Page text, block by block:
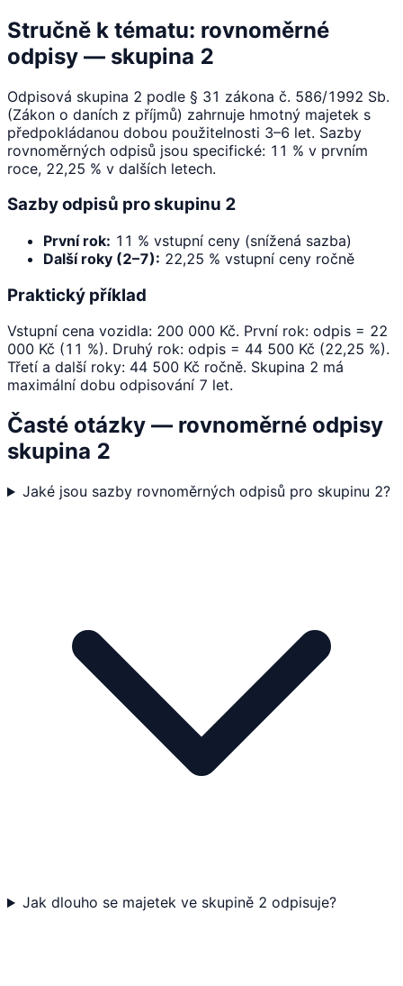
Stručně k tématu: rovnoměrné
odpisy — skupina 2
Odpisová skupina 2 podle § 31 zákona č. 586/1992 Sb.
(Zákon o daních z příjmů) zahrnuje hmotný majetek s
předpokládanou dobou použitelnosti 3–6 let. Sazby
rovnoměrných odpisů jsou specifické: 11 % v prvním
roce, 22,25 % v dalších letech.
Sazby odpisů pro skupinu 2
První rok: 11 % vstupní ceny (snížená sazba)
Další roky (2–7): 22,25 % vstupní ceny ročně
Praktický příklad
Vstupní cena vozidla: 200 000 Kč. První rok: odpis = 22
000 Kč (11 %). Druhý rok: odpis = 44 500 Kč (22,25 %).
Třetí a další roky: 44 500 Kč ročně. Skupina 2 má
maximální dobu odpisování 7 let.
Časté otázky — rovnoměrné odpisy
skupina 2
Jaké jsou sazby rovnoměrných odpisů pro skupinu 2?
Jak dlouho se majetek ve skupině 2 odpisuje?